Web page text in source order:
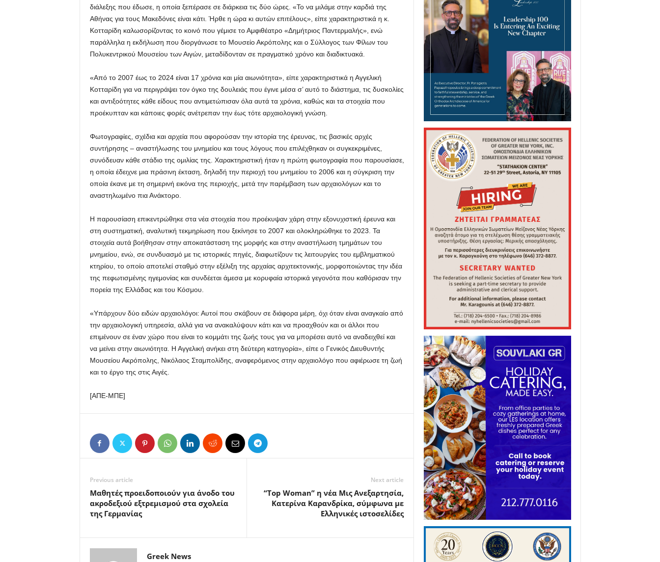
διάλεξης που έδωσε, η οποία ξεπέρασε σε διάρκεια τις δύο ώρες. «Το να μιλάμε στην καρδιά της
Αθήνας για τους Μακεδόνες είναι κάτι. Ήρθε η ώρα κι αυτών επιτέλους», είπε χαρακτηριστικά η κ.
Κοτταρίδη καλωσορίζοντας το κοινό που γέμισε το Αμφιθέατρο «Δημήτριος Παντερμαλής», ενώ
παράλληλα η εκδήλωση που διοργάνωσε το Μουσείο Ακρόπολης και ο Σύλλογος των Φίλων του
Πολυκεντρικού Μουσείου των Αιγών, μεταδίδονταν σε πραγματικό χρόνο και διαδικτυακά.
«Από το 2007 έως το 2024 είναι 17 χρόνια και μία αιωνιότητα», είπε χαρακτηριστικά η Αγγελική
Κοτταρίδη για να περιγράψει τον όγκο της δουλειάς που έγινε μέσα σ’ αυτό το διάστημα, τις δυσκολίες
και αντιξοότητες κάθε είδους που αντιμετώπισαν όλα αυτά τα χρόνια, καθώς και τα στοιχεία που
προέκυπταν και κάποιες φορές ανέτρεπαν την έως τότε αρχαιολογική γνώση.
Φωτογραφίες, σχέδια και αρχεία που αφορούσαν την ιστορία της έρευνας, τις βασικές αρχές
συντήρησης – αναστήλωσης του μνημείου και τους λόγους που επιλέχθηκαν οι συγκεκριμένες,
συνόδευαν κάθε στάδιο της ομιλίας της. Χαρακτηριστική ήταν η πρώτη φωτογραφία που παρουσίασε,
η οποία έδειχνε μια πράσινη έκταση, δηλαδή την περιοχή του μνημείου το 2006 και η σύγκριση την
οποία έκανε με τη σημερινή εικόνα της περιοχής, μετά την παρέμβαση των αρχαιολόγων και το
αναστηλωμένο πια Ανάκτορο.
Η παρουσίαση επικεντρώθηκε στα νέα στοιχεία που προέκυψαν χάρη στην εξονυχιστική έρευνα και
στη συστηματική, αναλυτική τεκμηρίωση που ξεκίνησε το 2007 και ολοκληρώθηκε το 2023. Τα
στοιχεία αυτά βοήθησαν στην αποκατάσταση της μορφής και στην αναστήλωση τμημάτων του
μνημείου, ενώ, σε συνδυασμό με τις ιστορικές πηγές, διαφωτίζουν τις λειτουργίες του εμβληματικού
κτηρίου, το οποίο αποτελεί σταθμό στην εξέλιξη της αρχαίας αρχιτεκτονικής, μορφοποιώντας την ιδέα
της πεφωτισμένης ηγεμονίας και συνδέεται άμεσα με κορυφαία ιστορικά γεγονότα που καθόρισαν την
πορεία της Ελλάδας και του Κόσμου.
«Υπάρχουν δύο ειδών αρχαιολόγοι: Αυτοί που σκάβουν σε διάφορα μέρη, όχι όταν είναι αναγκαίο από
την αρχαιολογική υπηρεσία, αλλά για να ανακαλύψουν κάτι και να προαχθούν και οι άλλοι που
επιμένουν σε έναν χώρο που είναι το κομμάτι της ζωής τους για να μπορέσει αυτό να αναδειχθεί και
να μείνει στην αιωνιότητα. Η Αγγελική ανήκει στη δεύτερη κατηγορία», είπε ο Γενικός Διευθυντής
Μουσείου Ακρόπολης, Νικόλαος Σταμπολίδης, αναφερόμενος στην αρχαιολόγο που αφιέρωσε τη ζωή
και το έργο της στις Αιγές.
[ΑΠΕ-ΜΠΕ]
Previous article
Μαθητές προειδοποιούν για άνοδο του
ακροδεξιού εξτρεμισμού στα σχολεία
της Γερμανίας
Next article
“Top Woman” η νέα Μις Ανεξαρτησία,
Κατερίνα Καρανδρίκα, σύμφωνα με
Ελληνικές ιστοσελίδες
Greek News